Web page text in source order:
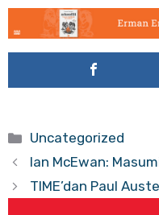
Kategoriler
Uncategorized
Ian McEwan:
TIME’dan Paul